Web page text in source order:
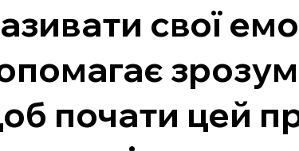
свої
почати цей